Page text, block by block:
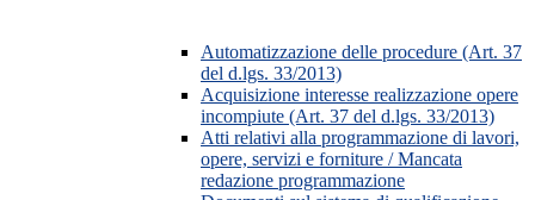
Automatizzazione delle procedure (Art. 37
del d.lgs. 33/2013)
Acquisizione interesse realizzazione opere
incompiute (Art. 37 del d.lgs. 33/2013)
Atti relativi alla programmazione di lavori,
opere, servizi e forniture / Mancata
redazione programmazione